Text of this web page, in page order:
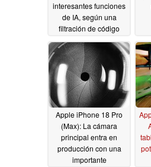
interesantes funciones
de IA, según una
filtración de código
04/16/2026
Apple iPhone 18 Pro
(Max): La cámara
principal entra en
producción con una
importante